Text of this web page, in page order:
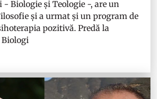
- Biologie și Teologie -, are un
și a urmat și un program de
pozitivă. Predă la
Biologi